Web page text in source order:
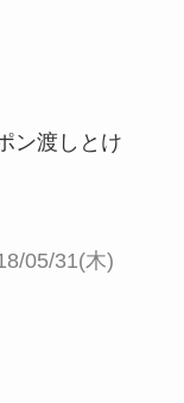
ン渡しとけ
05/31(木)